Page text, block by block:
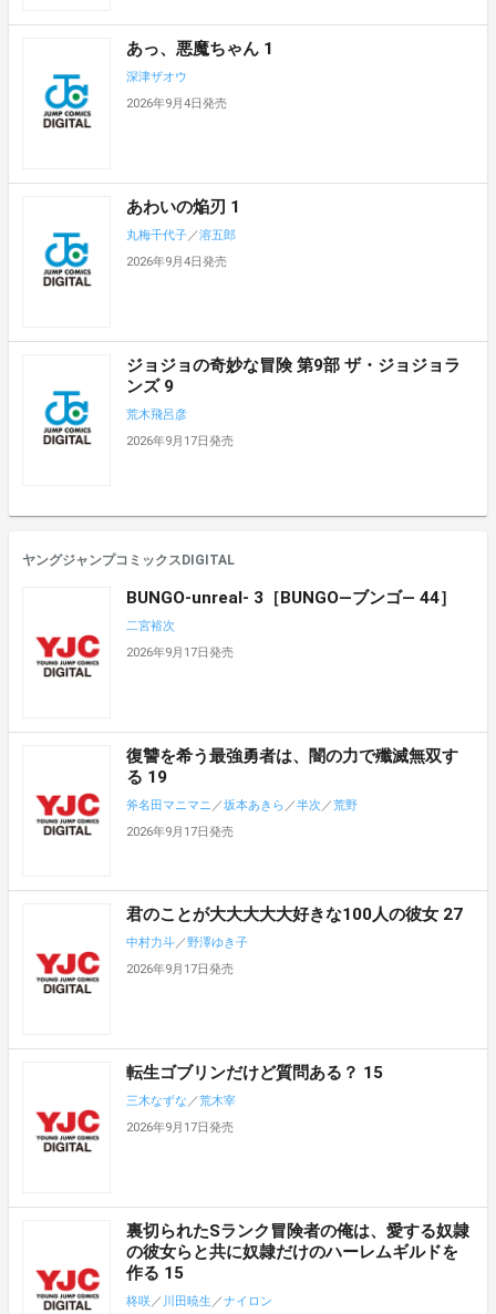
あっ、悪魔ちゃん 1
深津ザオウ
2026年9月4日発売
あわいの焔刃 1
丸梅千代子／溶五郎
2026年9月4日発売
ジョジョの奇妙な冒険 第9部 ザ・ジョジョラ
ンズ 9
荒木飛呂彦
2026年9月17日発売
ヤングジャンプコミックスDIGITAL
BUNGO-unreal- 3［BUNGO―ブンゴ― 44］
二宮裕次
2026年9月17日発売
復讐を希う最強勇者は、闇の力で殲滅無双す
る 19
斧名田マニマニ ／坂本あきら ／半次 ／荒野
2026年9月17日発売
君のことが大大大大大好きな100人の彼女 27
中村力斗／野澤ゆき子
2026年9月17日発売
転生ゴブリンだけど質問ある？ 15
三木なずな ／荒木宰
2026年9月17日発売
裏切られたSランク冒険者の俺は、愛する奴隷
の彼女らと共に奴隷だけのハーレムギルドを
作る 15
柊咲／ 川田暁生 ／ナイロン